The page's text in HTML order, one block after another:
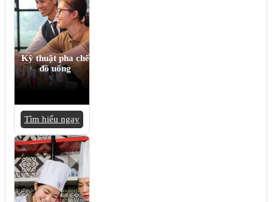
Kỹ thuật pha chế
đồ uống
Tìm hiểu ngay